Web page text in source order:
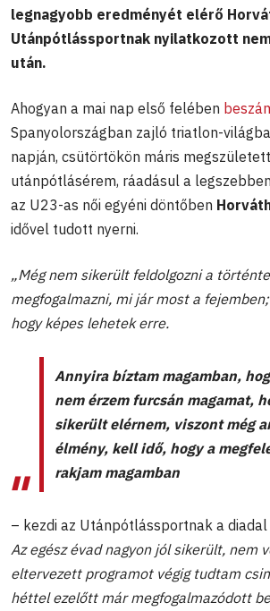
legnagyobb eredményét elérő
Utánpótlássportnak nyilatkozott
után.
Ahogyan a mai nap első felében
Spanyolországban zajló triatlon-
napján, csütörtökön máris
utánpótlásérem, ráadásul a
az U23-as női egyéni döntőben
idővel tudott nyerni.
„Még nem sikerült feldolgozni a
megfogalmazni, mi jár most a
hogy képes lehetek erre.
Annyira bíztam magamban,
nem érzem furcsán magamat,
sikerült elérnem, viszont még
élmény, kell idő, hogy a
rakjam magamban
– kezdi az Utánpótlássportnak a
Az egész évad nagyon jól sikerült, nem
eltervezett programot végig tudtam
héttel ezelőtt már megfogalmazódott